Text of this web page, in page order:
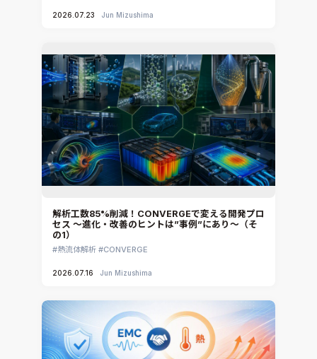
2026.07.23 Jun Mizushima
解析工数85%削減！CONVERGEで変える開発プロ
セス ～進化・改善のヒントは”事例”にあり～（そ
の1）
熱流体解析 CONVERGE
2026.07.16 Jun Mizushima